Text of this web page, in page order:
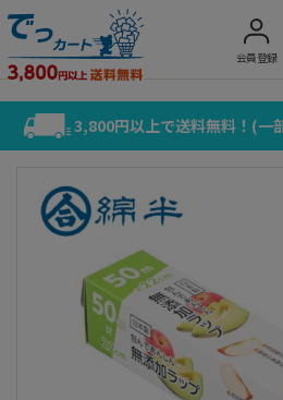
会員登録
3,800円以上で送料無料！(一